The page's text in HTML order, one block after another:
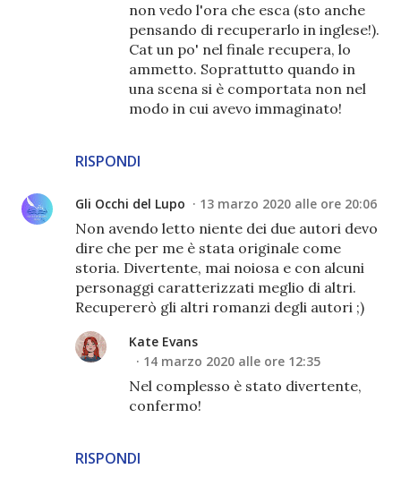
RISPONDI
non vedo l'ora che esca (sto anche
pensando di recuperarlo in inglese!).
Cat un po' nel finale recupera, lo
ammetto. Soprattutto quando in
una scena si è comportata non nel
modo in cui avevo immaginato!
Gli Occhi del Lupo 13 marzo 2020 alle ore 20:06
Non avendo letto niente dei due autori devo
dire che per me è stata originale come
storia. Divertente, mai noiosa e con alcuni
personaggi caratterizzati meglio di altri.
Recupererò gli altri romanzi degli autori ;)
RISPONDI
Kate Evans
14 marzo 2020 alle ore 12:35
Nel complesso è stato divertente,
confermo!